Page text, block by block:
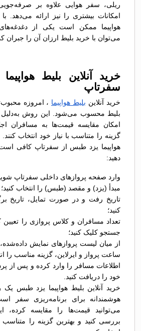
ریلی، سفر هوایی علاوه بر
امکانات بیشتری را نیز ارائه می‌دهد.
هواپیما ممکن است یکی از
می‌توان با خرید بلیط ارزان آن را جبران
خرید آنلاین بلیط
سفرتاپ
خرید آنلاین بلیط هواپیما ، امروزه
بلیط محسوب می‌شود. این روش به‌دلیل
امکان مقایسه قیمت‌ها به مسافران
گزینه را متناسب با نیاز خود انتخاب
هواپیما یزد طبس از سفرتاپ کافی
دهید:
وارد صفحه پروازهای داخلی سفرتاپ
مبدأ (یزد) و مقصد (طبس) را انتخاب کنید؛
تاریخ رفت و در صورت تمایل،
کنید؛
تعداد مسافران و کلاس پروازی را
جستجو کلیک کنید؛
از میان لیست پروازهای نمایش
ساعت پرواز و ایرلاین، گزینه مناسب را
اطلاعات مسافر را وارد کرده و پس از
خود را دریافت کنید.
خرید آنلاین بلیط هواپیما یزد طبس
هوشمندانه برای برنامه‌ریزی سفر
می‌توانید قیمت‌ها را مقایسه کرده،
بررسی کنید و بهترین گزینه را